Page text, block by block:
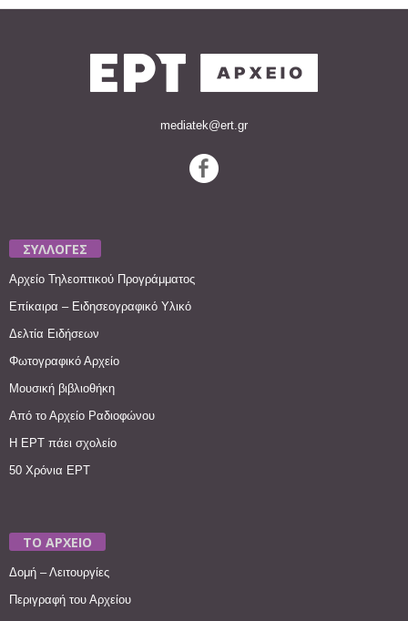
mediatek@ert.gr
ΣΥΛΛΟΓΕΣ
Αρχείο Τηλεοπτικού Προγράμματος
Επίκαιρα – Ειδησεογραφικό Υλικό
Δελτία Ειδήσεων
Φωτογραφικό Αρχείο
Μουσική βιβλιοθήκη
Από το Αρχείο Ραδιοφώνου
Η ΕΡΤ πάει σχολείο
50 Χρόνια ΕΡΤ
ΤΟ ΑΡΧΕΙΟ
Δομή – Λειτουργίες
Περιγραφή του Αρχείου